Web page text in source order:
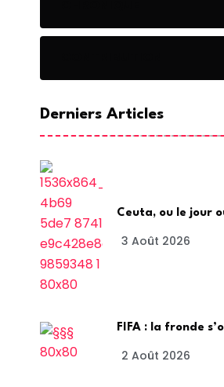
Derniers Articles
Ceuta, ou le jour
3 Août 2026
FIFA : la fronde
2 Août 2026